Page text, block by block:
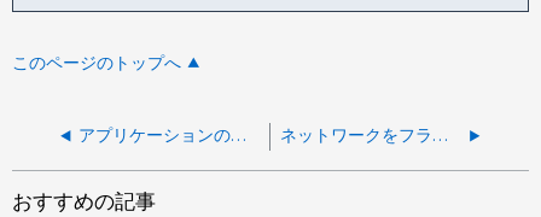
このページのトップへ
アプリケーションの設定ミスによりフェデレーションのセットアップに失敗 ネットワークをフラッディングするBlueXP Connectorからの複数のSet Diag要求
おすすめの記事